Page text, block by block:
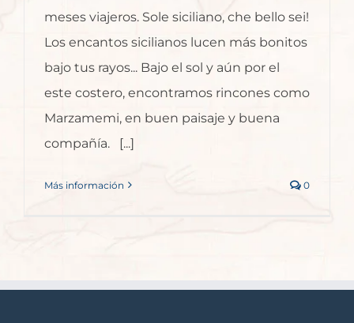
meses viajeros. Sole siciliano, che bello sei!
Los encantos sicilianos lucen más bonitos
bajo tus rayos... Bajo el sol y aún por el
este costero, encontramos rincones como
Marzamemi, en buen paisaje y buena
compañía. [...]
Más información 0